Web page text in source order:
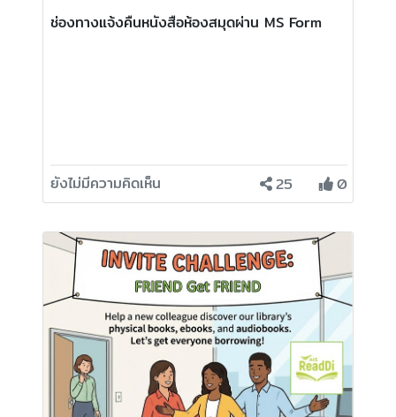
ช่องทางแจ้งคืนหนังสือห้องสมุดผ่าน MS Form
ยังไม่มีความคิดเห็น 25 0